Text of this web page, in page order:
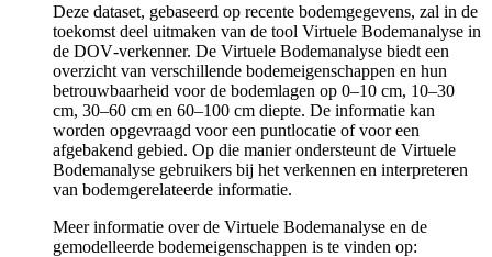
Deze dataset, gebaseerd op recente bodemgegevens, zal in de
toekomst deel uitmaken van de tool Virtuele Bodemanalyse in
de DOV‑verkenner. De Virtuele Bodemanalyse biedt een
overzicht van verschillende bodemeigenschappen en hun
betrouwbaarheid voor de bodemlagen op 0–10 cm, 10–30
cm, 30–60 cm en 60–100 cm diepte. De informatie kan
worden opgevraagd voor een puntlocatie of voor een
afgebakend gebied. Op die manier ondersteunt de Virtuele
Bodemanalyse gebruikers bij het verkennen en interpreteren
van bodemgerelateerde informatie.
Meer informatie over de Virtuele Bodemanalyse en de
gemodelleerde bodemeigenschappen is te vinden op: